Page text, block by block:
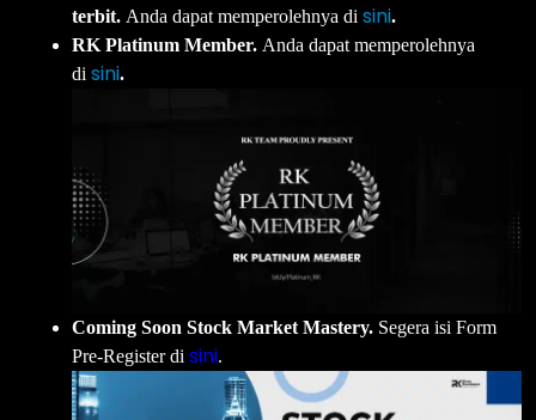
terbit. Anda dapat memperolehnya di sini.
RK Platinum Member. Anda dapat memperolehnya
di sini.
Coming Soon Stock Market Mastery. Segera isi Form
Pre-Register di sini.